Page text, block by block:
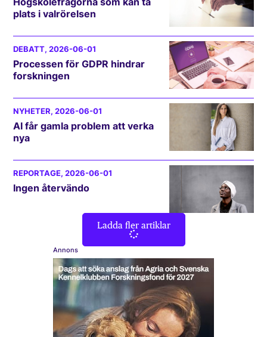
plats i valrörelsen
DEBATT, 2026-06-01
Processen för GDPR hindrar
forskningen
NYHETER, 2026-06-01
AI får gamla problem att verka
nya
REPORTAGE, 2026-06-01
Ingen återvändo
Ladda fler artiklar
Annons